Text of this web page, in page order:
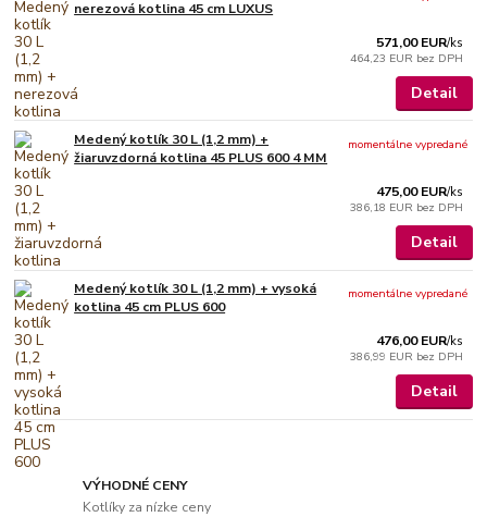
nerezová kotlina 45 cm LUXUS
571,00 EUR/ks
464,23 EUR bez DPH
Detail
Medený kotlík 30 L (1,2 mm) +
žiaruvzdorná kotlina 45 PLUS 600 4 MM
475,00 EUR/ks
386,18 EUR bez DPH
momentálne vypredané
Detail
Medený kotlík 30 L (1,2 mm) + vysoká
kotlina 45 cm PLUS 600
476,00 EUR/ks
386,99 EUR bez DPH
momentálne vypredané
Detail
VÝHODNÉ CENY
Kotlíky za nízke ceny